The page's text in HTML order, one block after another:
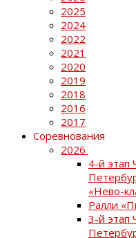
2025
2024
2022
2021
2020
2019
2018
2016
2017
Соревнования
2026
4-й этап
«Нево-
Ралли
3-й этап